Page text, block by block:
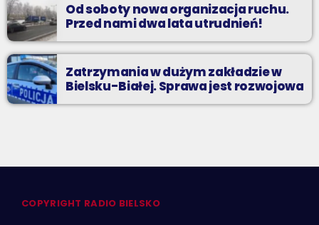
Od soboty nowa organizacja ruchu.
Przed nami dwa lata utrudnień!
Zatrzymania w dużym zakładzie w
Bielsku-Białej. Sprawa jest rozwojowa
COPYRIGHT RADIO BIELSKO